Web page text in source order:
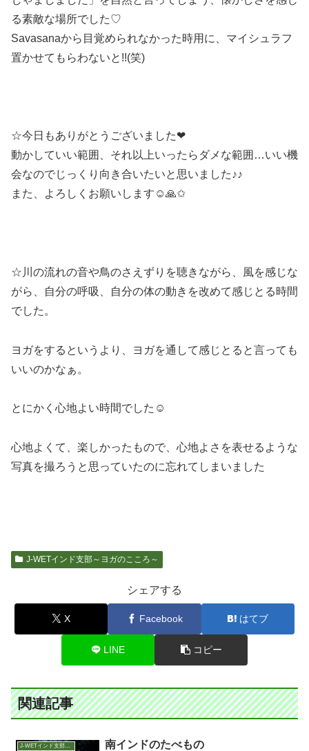
る素敵な場所でした♡
Savasanaから目覚められなかった時用に、マイシュラフ
置かせてもらわないと!!(笑)
☆今日もありがとうございました❤
動かしていい範囲、それ以上いったらダメな範囲…いい機
会なのでじっくり向き合いたいと思いました♪♪
また、よろしくお願いします ☺️🙏✩
☆川の流れの音や鳥のさえずりを聴きながら、風を感じな
がら、自分の呼吸、自分の体の動きを改めて感じとる時間
でした。
ヨガをするというより、ヨガを通して感じとると言っても
いいのかなぁ。
とにかく心地よい時間でした ☺️
心地よくて、楽しかったもので、心地よさを表せるような
写真を撮ろうと思っていたのに忘れてしまいました
J-WETインド支部～ヨガのこころ～
シェアする
X Facebook はてブ
LINE コピー
関連記事
J-WETインド支部～ヨガのこころ～ 南インドのたべもの